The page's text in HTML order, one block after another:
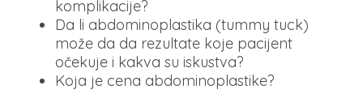
komplikacije?
Da li abdominoplastika (tummy tuck)
može da da rezultate koje pacijent
očekuje i kakva su iskustva?
Koja je cena abdominoplastike?